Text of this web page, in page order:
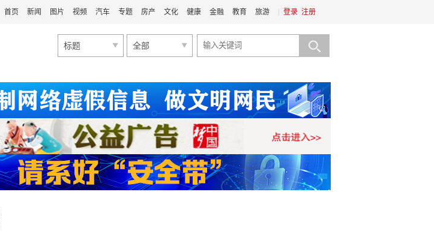
登录 注册
首页 新闻 图片 视频 汽车 专题 房产 文化 健康 金融 教育 旅游
标题 全部